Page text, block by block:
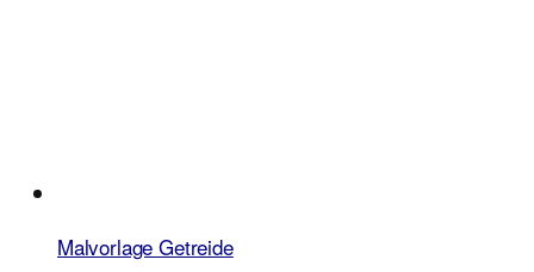
Malvorlage Getreide